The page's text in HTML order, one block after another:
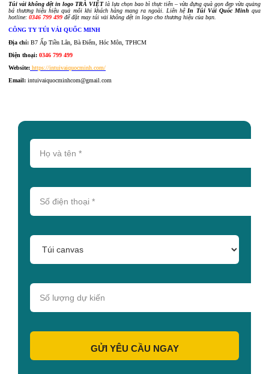
Túi vải không dệt in logo TRÀ VIỆTlà lựa chọn bao bì thực tiễn – vừa đựng quà gọn đẹp vừa quảng
bá thương hiệu hiệu quả mỗi khi khách hàng mang ra ngoài. Liên hệ In Túi Vải Quốc Minh qua
hotline: 0346 799 499 để đặt may túi vải không dệt in logo cho thương hiệu của bạn.
CÔNG TY TÚI VẢI QUỐC MINH
Địa chỉ: B7 Ấp Tiền Lân, Bà Điểm, Hóc Môn, TPHCM
Điện thoại: 0346 799 499
Website: https://intuivaiquocminh.com/
Email: intuivaiquocminhcom@gmail.com
GỬI YÊU CẦU NGAY